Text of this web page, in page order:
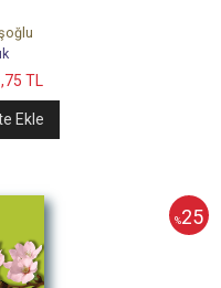
,75 TL
Ekle
%25